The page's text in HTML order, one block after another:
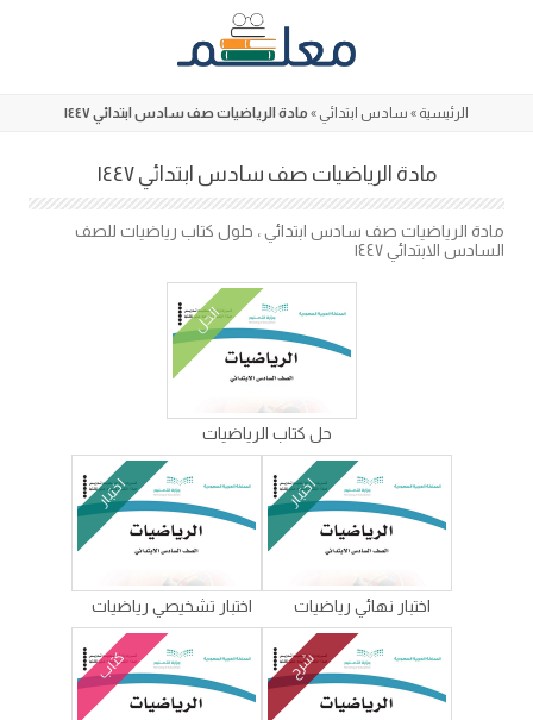
الرئيسية » سادس ابتدائي » مادة الرياضيات صف سادس ابتدائي ١٤٤٧
مادة الرياضيات صف سادس ابتدائي ١٤٤٧
مادة الرياضيات صف سادس ابتدائي ، حلول كتاب رياضيات للصف
السادس الابتدائي ١٤٤٧
الحل
حل كتاب الرياضيات
اختبار
اختبار نهائي رياضيات
اختبار
اختبار تشخيصي رياضيات
شرح كتاب